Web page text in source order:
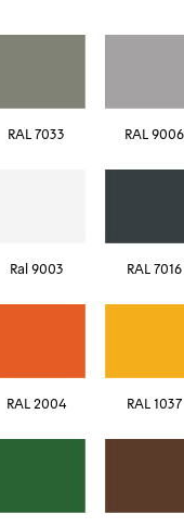
RAL 9006
RAL 7033
RAL 7016
Ral 9003
RAL 1037
RAL 2004